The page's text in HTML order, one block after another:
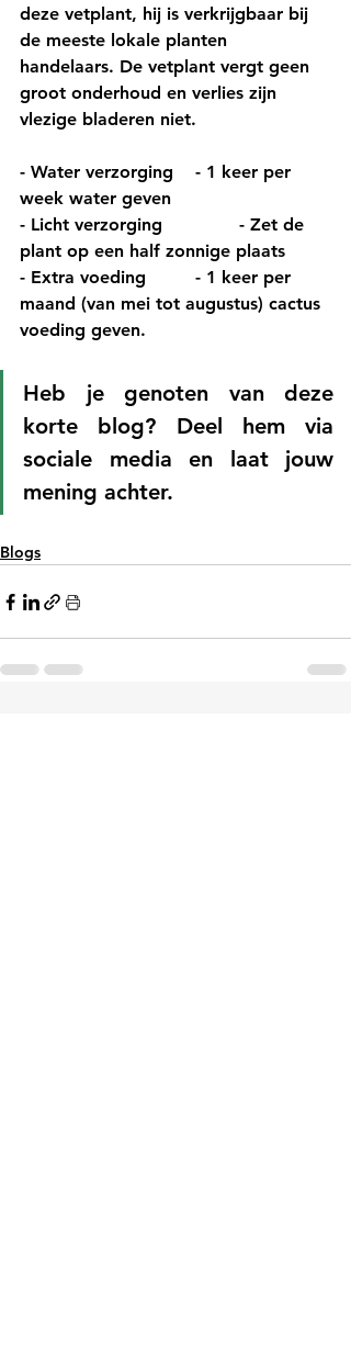
deze vetplant, hij is verkrijgbaar bij
de meeste lokale planten
handelaars. De vetplant vergt geen
groot onderhoud en verlies zijn
vlezige bladeren niet.
- Water verzorging 	- 1 keer per
week water geven
- Licht verzorging 		- Zet de
plant op een half zonnige plaats
- Extra voeding		- 1 keer per
maand (van mei tot augustus) cactus
voeding geven.
Heb je genoten van deze
korte blog? Deel hem via
sociale media en laat jouw
mening achter.
Blogs